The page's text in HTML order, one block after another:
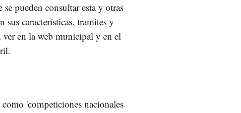
pueden consultar esta y otras
características, tramites y
ver en la web municipal y en el
'competiciones nacionales